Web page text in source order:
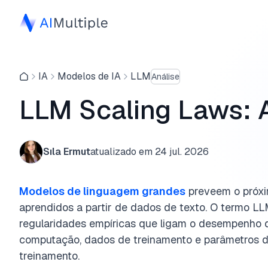
IA Modelos de IA LLMAnálise
LLM Scaling Laws:
Sıla Ermutatualizado em 24 jul. 2026
Modelos de linguagem grandes preveem o
aprendidos a partir de dados de texto. O termo
regularidades empíricas que ligam o
computação, dados de treinamento e parâmetros
treinamento.